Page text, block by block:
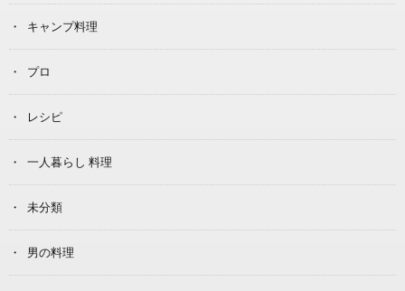
キャンプ料理
プロ
レシピ
一人暮らし 料理
未分類
男の料理